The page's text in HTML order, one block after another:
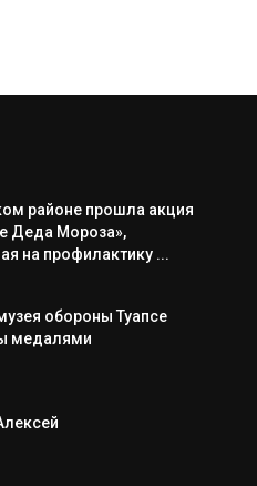
районе прошла акция
Деда Мороза»,
на профилактику ...
обороны Туапсе
медалями